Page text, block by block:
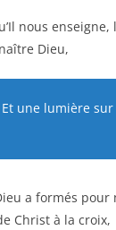
nous
Dieu,
une lumière
a formés pour
Christ à la croix,